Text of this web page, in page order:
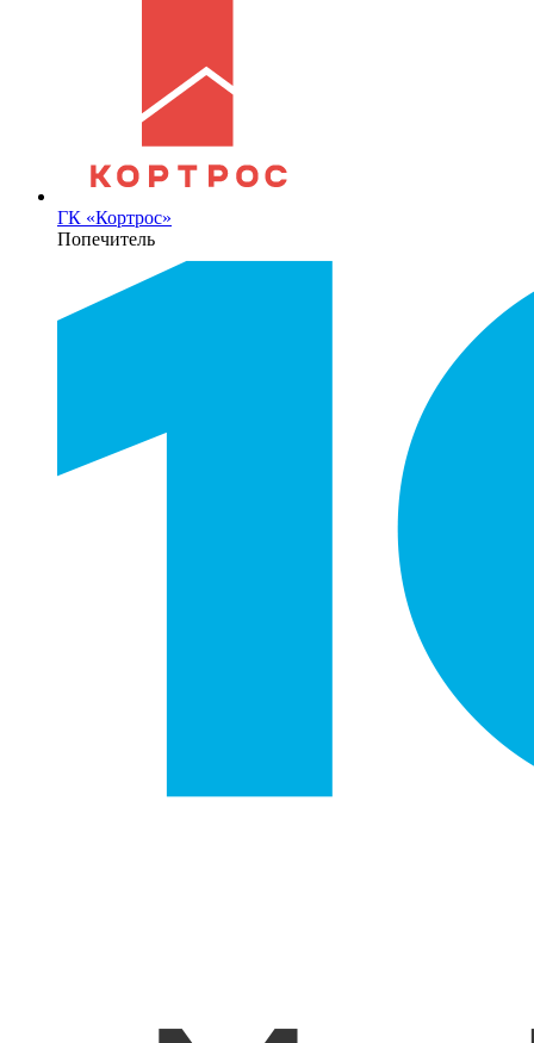
ГК «Кортрос»
Попечитель